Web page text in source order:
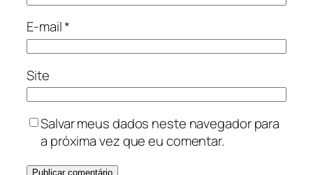
E-mail*
Site
Salvar meus dados neste navegador para
a próxima vez que eu comentar.